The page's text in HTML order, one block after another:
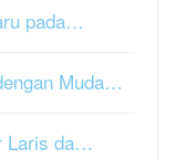
pada…
Muda…
Laris da…